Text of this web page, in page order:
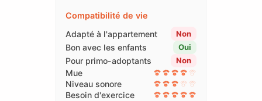
Compatibilité de vie
Adapté à l'appartement
Non
Bon avec les enfants Oui
Pour primo-adoptants Non
Mue
Niveau sonore
Besoin d'exercice